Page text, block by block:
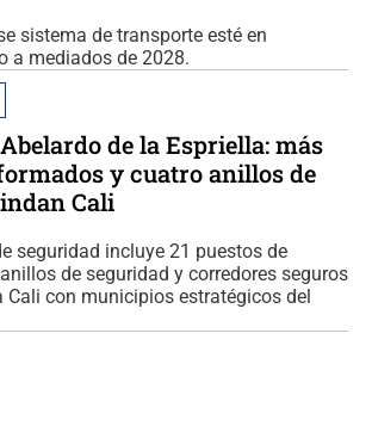
sistema de transporte esté en
a mediados de 2028.
de la Espriella: más
y cuatro anillos de
Cali
seguridad incluye 21 puestos de
de seguridad y corredores seguros
Cali con municipios estratégicos del